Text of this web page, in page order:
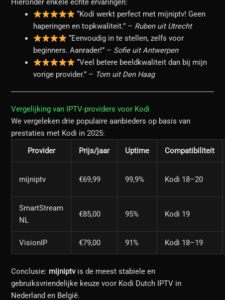
Hieronder enkele echte ervaringen:
“Kodi werkt perfect met mijniptv! Geen
haperingen en topkwaliteit.” – Ruben uit Utrecht
“Eenvoudig in te stellen, zelfs voor
beginners. Aanrader!” – Sofie uit Antwerpen
“Veel betere beeldkwaliteit dan bij mijn
vorige provider.” – Tom uit Den Haag
Vergelijking van IPTV-providers voor Kodi
We vergeleken drie populaire aanbieders op basis van
prestaties met Kodi in 2025:
Provider
Prijs/jaar Uptime Compatibiliteit
mijniptv €69,99 99,9% Kodi 18–20
SmartStream
NL
€85,00 95% Kodi 19
VisionIP €79,00 91% Kodi 18–19
Conclusie: mijniptvis de meest stabiele en
gebruiksvriendelijke keuze voor Kodi Dutch IPTV in
Nederland en België.